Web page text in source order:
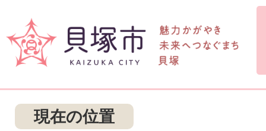
現在の位置